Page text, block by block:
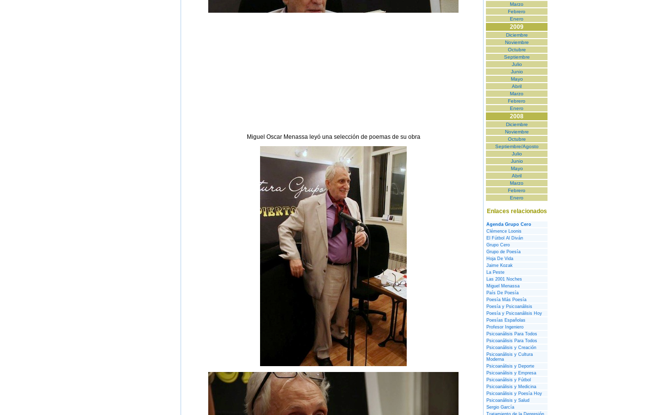
Miguel Oscar Menassa leyó una selección de poemas de su obra
Marzo
Febrero
Enero
2009
Diciembre
Noviembre
Octubre
Septiembre
Julio
Junio
Mayo
Abril
Marzo
Febrero
Enero
2008
Diciembre
Noviembre
Octubre
Septiembre/Agosto
Julio
Junio
Mayo
Abril
Marzo
Febrero
Enero
Enlaces relacionados
Agenda Grupo Cero
Clémence Loonis
El Fútbol Al Diván
Grupo Cero
Grupo de Poesía
Hoja De Vida
Jaime Kozak
La Peste
Las 2001 Noches
Miguel Menassa
País De Poesía
Poesía Más Poesía
Poesía y Psicoanálisis
Poesía y Psicoanálisis Hoy
Poesías Españolas
Profesor Ingeniero
Psicoanálisis Para Todos
Psicoanálisis Para Todos
Psicoanálisis y Creación
Psicoanálisis y Cultura
Moderna
Psicoanálisis y Deporte
Psicoanálisis y Empresa
Psicoanálisis y Fútbol
Psicoanálisis y Medicina
Psicoanálisis y Poesía Hoy
Psicoanálisis y Salud
Sergio García
Tratamiento de la Depresión